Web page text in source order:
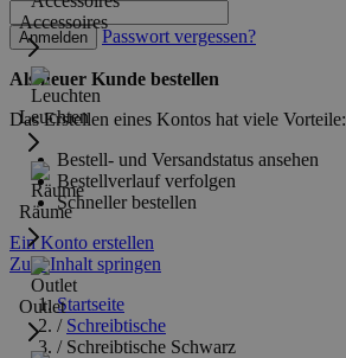
Accessoires
Leuchten
Räume
Outlet
Anmelden Passwort vergessen?
Als neuer Kunde bestellen
Das Erstellen eines Kontos hat viele Vorteile:
Bestell- und Versandstatus ansehen
Bestellverlauf verfolgen
Schneller bestellen
Ein Konto erstellen
Zum Inhalt springen
Startseite
/ Schreibtische
/ Schreibtische Schwarz